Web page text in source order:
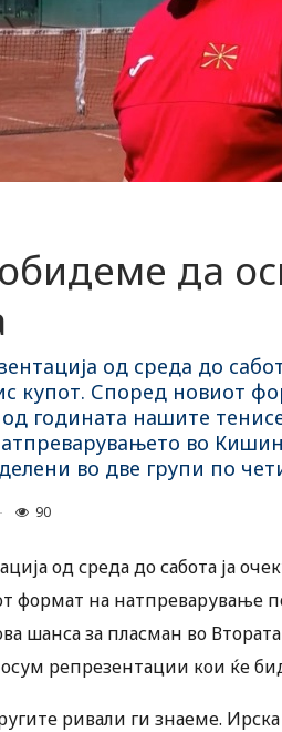
да
од среда до
купот. Според новиот
годината нашите
во
во две групи по
90
од среда до сабота ја
формат на натпреварување
шанса за пласман во
репрезентации кои ќе
ривали ги знаеме.